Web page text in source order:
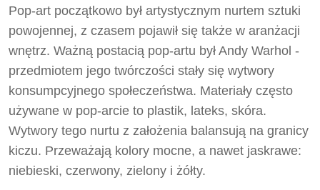
Pop-art początkowo był artystycznym nurtem sztuki
powojennej, z czasem pojawił się także w aranżacji
wnętrz. Ważną postacią pop-artu był Andy Warhol -
przedmiotem jego twórczości stały się wytwory
konsumpcyjnego społeczeństwa. Materiały często
używane w pop-arcie to plastik, lateks, skóra.
Wytwory tego nurtu z założenia balansują na granicy
kiczu. Przeważają kolory mocne, a nawet jaskrawe:
niebieski, czerwony, zielony i żółty.